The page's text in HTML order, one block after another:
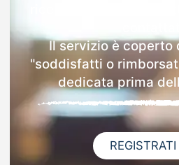
Il servizio è coperto
"soddisfatti o
dedicata prima